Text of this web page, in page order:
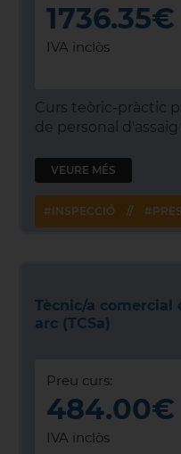
1736.35€
IVA inclòs
Curs teòric-pràctic
de personal
VEURE MÉS
#INSPECCIÓ //
Tècnic/a comercial
arc (TCSa)
Preu curs:
484.00€
IVA inclòs